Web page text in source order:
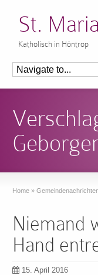
St.
Katholisch in Höntrop
Home »
Niemand
Hand
15. April 2016